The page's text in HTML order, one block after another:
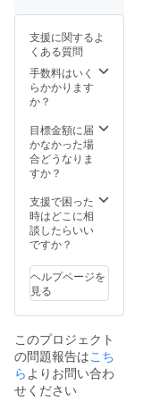
主様ご
負
担）。
・オン
ライン
カウン
ターン
お届け
後6ヶ月
で実際
に予約
が取れ
た日の
実施と
なりま
カウン
セリン
グの予
約方法
は、応
援して
いただ
けの際
に同梱
される
冊子に
詳しく
記載し
で、そ
ちらを
よくお
た上で
お召し
上がり
くださ
【レシ
いて】
＜お肉
ごはん
（鶏）
＞ 国産
の鶏肉
をふん
【レシ
ピにつ
いて】
＜お肉
ごはん
（鶏）
をふん
だんに
使っ
たっぷ
りの定
番レシ
ピで
お魚ご
（鮭）
＞ 国産
をぜい
たくに
使っ
た、お
し上が
り方・
お食事
量の目
安】 商
品お届
される
冊子に
詳しく
すの
で、そ
ちらを
よくお
ただい
た上で
お召し
上がり
い。
【レシ
ピにつ
いて】
＜お肉
2024年
の林美
彩先生
サイン
入りの
新刊本
円相
当）が
セット
になっ
セット
です。
★新刊
書籍は
師が考
案した
わんこ
の長生
ごはん
（2024
年2月発
売）」
です。
支援に関するよ
くある質問
手数料はいく
らかかります
か？
目標金額に届
かなかった場
合どうなりま
すか？
支援で困った
時はどこに相
談したらいい
ですか？
ヘルプページを
見る
このプロジェクト
の問題報告はこち
らよりお問い合わ
せください